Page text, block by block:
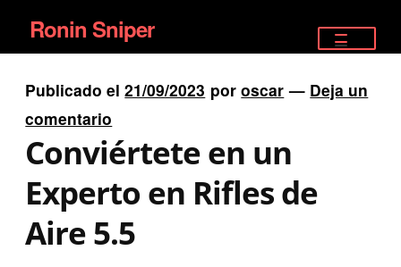
Ir
a
la
navegación
Ir
al
contenido
Ronin Sniper
PISTOLAS
RIFLES DEPORTIVOS
SATELITALES
Publicado el21/09/2023 poroscar — Deja un
comentario
Conviértete en un
Experto en Rifles de
Aire 5.5